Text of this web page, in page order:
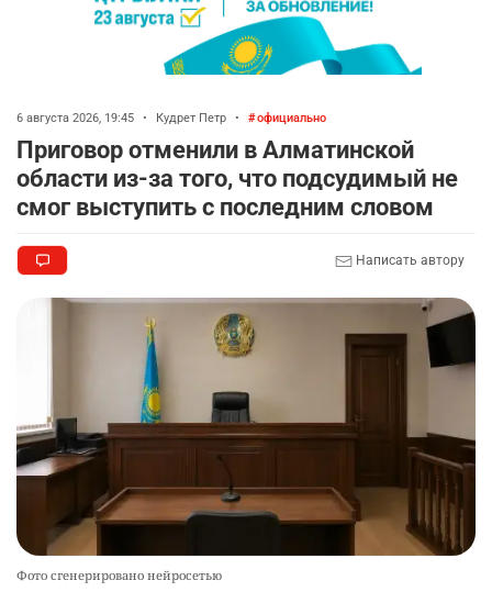
6 августа 2026, 19:45 • Кудрет Петр • официально
Приговор отменили в Алматинской
области из-за того, что подсудимый не
смог выступить с последним словом
Написать автору
Фото сгенерировано нейросетью